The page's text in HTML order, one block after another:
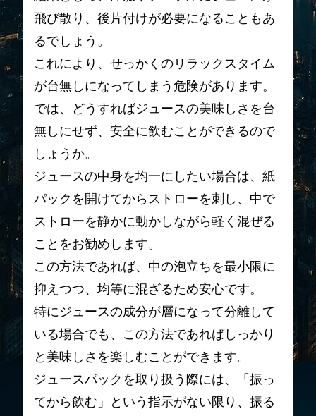
飛び散り、後片付けが必要になることもあ
るでしょう。
これにより、せっかくのリラックスタイム
が台無しになってしまう危険があります。
では、どうすればジュースの美味しさを台
無しにせず、安全に飲むことができるので
しょうか。
ジュースの中身を均一にしたい場合は、紙
パックを開けてからストローを刺し、中で
ストローを静かに動かしながら軽く混ぜる
ことをお勧めします。
この方法であれば、中の泡立ちを最小限に
抑えつつ、均等に混ざるため安心です。
特にジュースの成分が層になって分離して
いる場合でも、この方法であればしっかり
と美味しさを楽しむことができます。
ジュースパックを取り扱う際には、「振っ
てから飲む」という指示がない限り、振る